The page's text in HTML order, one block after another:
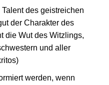
des geistreichen
der Charakter des
die Wut des Witzlings,
und aller
werden, wenn